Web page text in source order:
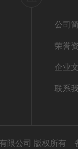
公司
荣誉
企业
联系
限公司 版权所有